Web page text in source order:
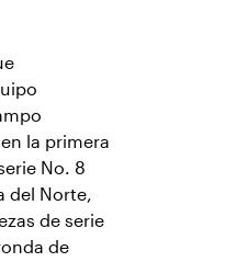
la primera
No. 8
del Norte,
de serie
de